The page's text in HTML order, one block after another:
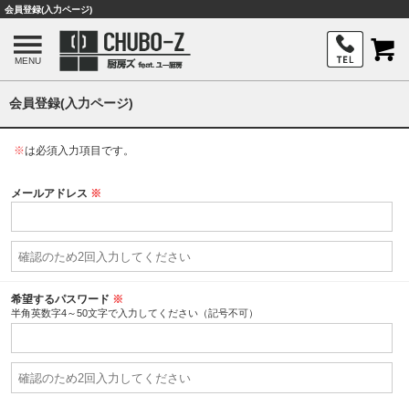
会員登録(入力ページ)
MENU
会員登録(入力ページ)
※は必須入力項目です。
メールアドレス ※
希望するパスワード ※
半角英数字4～50文字で入力してください（記号不可）